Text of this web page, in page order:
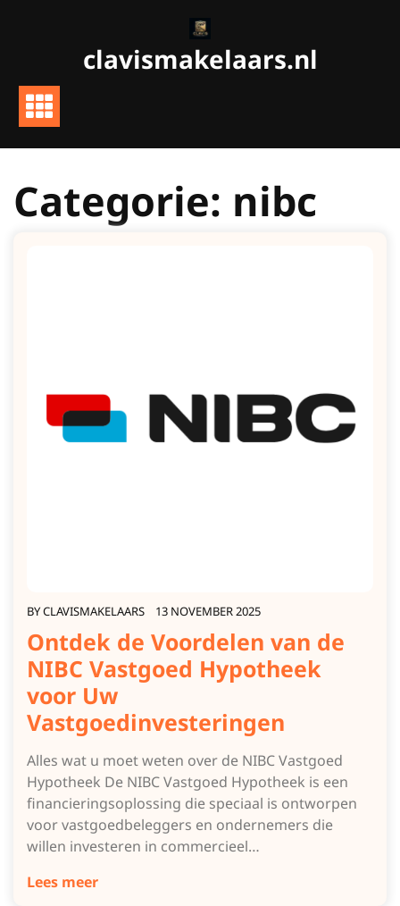
clavismakelaars.nl
Categorie: nibc
BYCLAVISMAKELAARS 13 NOVEMBER 2025
Ontdek de Voordelen van de
NIBC Vastgoed Hypotheek
voor Uw
Vastgoedinvesteringen
Alles wat u moet weten over de NIBC Vastgoed
Hypotheek De NIBC Vastgoed Hypotheek is een
financieringsoplossing die speciaal is ontworpen
voor vastgoedbeleggers en ondernemers die
willen investeren in commercieel…
Lees meer